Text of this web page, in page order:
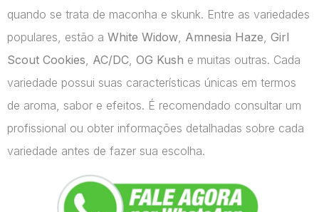
quando se trata de maconha e skunk. Entre as variedades
populares, estão a White Widow Amnesia Haze Girl
Scout Cookies AC/DC OG Kush e muitas outras. Cada
variedade possui suas características únicas em termos
de aroma, sabor e efeitos. É recomendado consultar um
profissional ou obter informações detalhadas sobre cada
variedade antes de fazer sua escolha.